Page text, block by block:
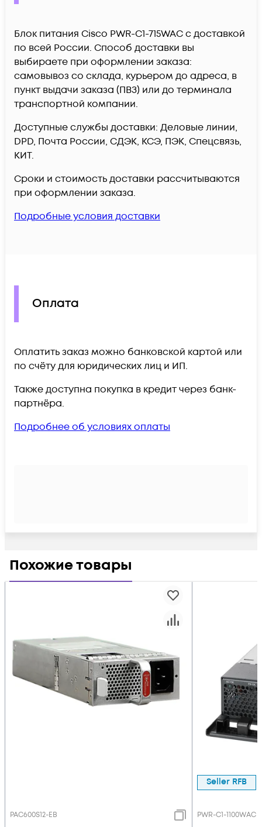
Блок питания Cisco PWR-C1-715WAC c доставкой
по всей России. Способ доставки вы
выбираете при оформлении заказа:
самовывоз со склада, курьером до адреса, в
пункт выдачи заказа (ПВЗ) или до терминала
транспортной компании.
Доступные службы доставки: Деловые линии,
DPD, Почта России, СДЭК, КСЭ, ПЭК, Спецсвязь,
КИТ.
Сроки и стоимость доставки рассчитываются
при оформлении заказа.
Подробные условия доставки
Оплата
Оплатить заказ можно банковской картой или
по счёту для юридических лиц и ИП.
Также доступна покупка в кредит через банк-
партнёра.
Подробнее об условиях оплаты
Похожие товары
PAC600S12-EB
Seller RFB
PWR-C1-1100WAC